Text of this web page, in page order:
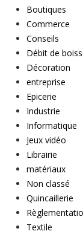
Boutiques
Commerce
Conseils
Débit de
Décoration
entreprise
Epicerie
Industrie
Informatique
Jeux vidéo
Librairie
matériaux
Non classé
Quincaillerie
Textile